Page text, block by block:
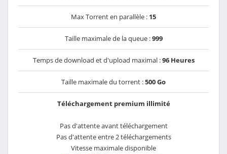
Max Torrent en parallèle : 15
Taille maximale de la queue :999
Temps de download et d'upload maximal :96 Heures
Taille maximale du torrent :500 Go
Téléchargement premium illimité
Pas d'attente avant téléchargement
Pas d'attente entre 2 téléchargements
Vitesse maximale disponible